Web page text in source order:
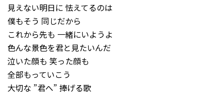
見えない明日に 怯えてるのは
僕もそう 同じだから
これから先も 一緒にいようよ
色んな景色を君と見たいんだ
泣いた顔も 笑った顔も
全部もっていこう
大切な ”君へ” 捧げる歌